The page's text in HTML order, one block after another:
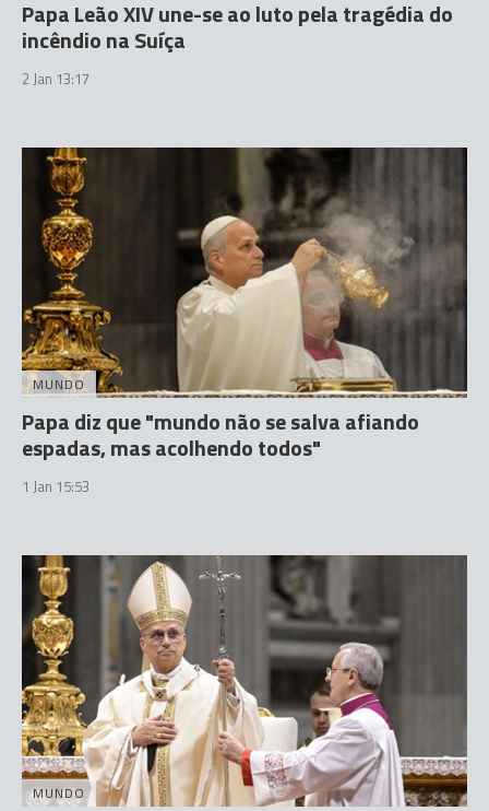
Papa Leão XIV une-se ao luto pela tragédia do
incêndio na Suíça
2 Jan 13:17
MUNDO
Papa diz que "mundo não se salva afiando
espadas, mas acolhendo todos"
1 Jan 15:53
MUNDO